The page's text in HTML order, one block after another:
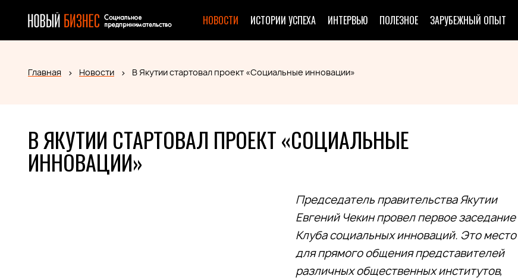
НОВОСТИ ИСТОРИИ УСПЕХА ИНТЕРВЬЮ ПОЛЕЗНОЕ ЗАРУБЕЖНЫЙ ОПЫТ
Главная Новости В Якутии стартовал проект «Социальные инновации»
В ЯКУТИИ СТАРТОВАЛ ПРОЕКТ «СОЦИАЛЬНЫЕ
ИННОВАЦИИ»
Председатель правительства Якутии
Евгений Чекин провел первое заседание
Клуба социальных инноваций. Это место
для прямого общения представителей
различных общественных институтов,